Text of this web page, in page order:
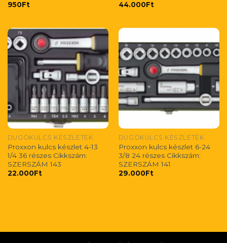
950Ft
44.000Ft
DUGÓKULCS KÉSZLETEK
Proxxon kulcs készlet 4-13
1/4 36 részes Cikkszám:
SZERSZÁM 143
22.000Ft
DUGÓKULCS KÉSZLETEK
Proxxon kulcs készlet 6-24
3/8 24 részes Cikkszám:
SZERSZÁM 141
29.000Ft